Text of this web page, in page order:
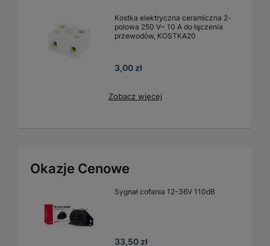
Kostka elektryczna ceramiczna 2-
polowa 250 V~ 10 A do łączenia
przewodów, KOSTKA20
3,00 zł
Zobacz więcej
Okazje Cenowe
Sygnał cofania 12-36V 110dB
33,50 zł